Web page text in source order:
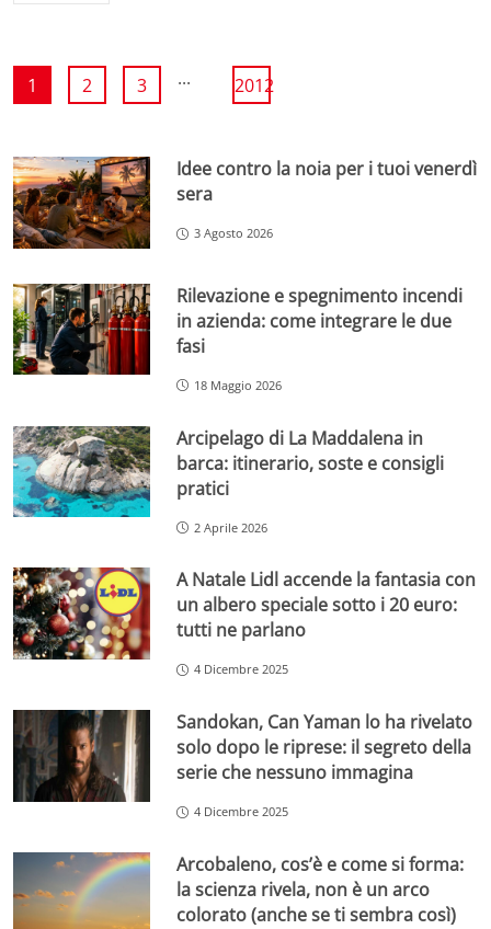
1 2 3 ... 2012
Idee contro la noia per i tuoi venerdì
sera
3 Agosto 2026
Rilevazione e spegnimento incendi
in azienda: come integrare le due
fasi
18 Maggio 2026
Arcipelago di La Maddalena in
barca: itinerario, soste e consigli
pratici
2 Aprile 2026
A Natale Lidl accende la fantasia con
un albero speciale sotto i 20 euro:
tutti ne parlano
4 Dicembre 2025
Sandokan, Can Yaman lo ha rivelato
solo dopo le riprese: il segreto della
serie che nessuno immagina
4 Dicembre 2025
Arcobaleno, cos’è e come si forma:
la scienza rivela, non è un arco
colorato (anche se ti sembra così)